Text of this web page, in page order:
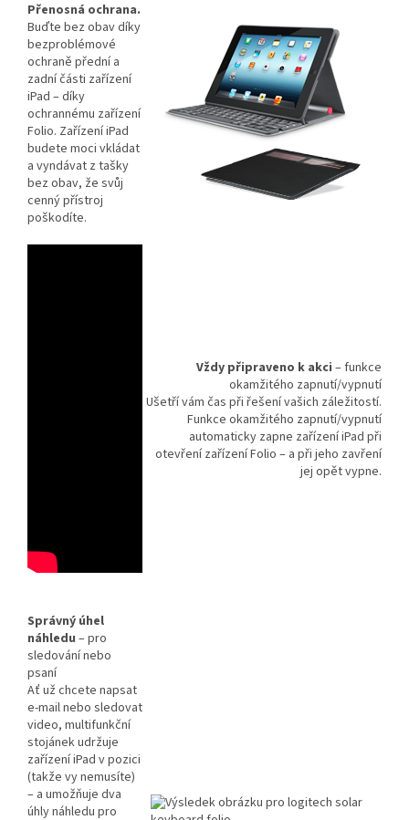
Přenosná ochrana.
Buďte bez obav díky
bezproblémové
ochraně přední a
zadní části zařízení
iPad – díky
ochrannému zařízení
Folio. Zařízení iPad
budete moci vkládat
a vyndávat z tašky
bez obav, že svůj
cenný přístroj
poškodíte.
Vždy připraveno k akci – funkce
okamžitého zapnutí/vypnutí
Ušetří vám čas při řešení vašich záležitostí.
Funkce okamžitého zapnutí/vypnutí
automaticky zapne zařízení iPad při
otevření zařízení Folio – a při jeho zavření
jej opět vypne.
Správný úhel
náhledu – pro
sledování nebo
psaní
Ať už chcete napsat
e-mail nebo sledovat
video, multifunkční
stojánek udržuje
zařízení iPad v pozici
(takže vy nemusíte)
– a umožňuje dva
úhly náhledu pro